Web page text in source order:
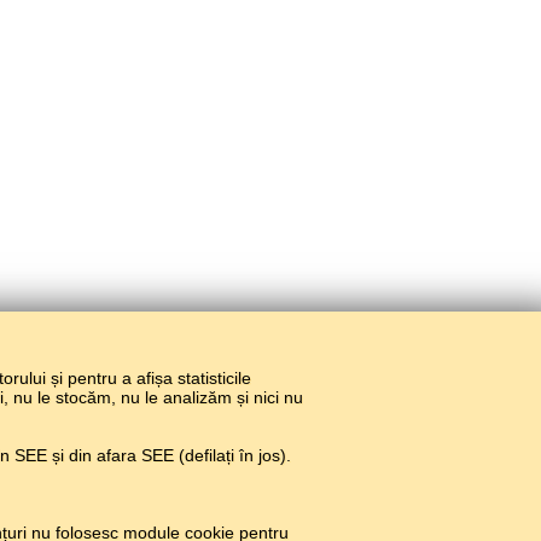
și pentru a afișa statisticile
nu le stocăm, nu le analizăm și nici nu
și din afara SEE (defilați în jos).
nu folosesc module cookie pentru